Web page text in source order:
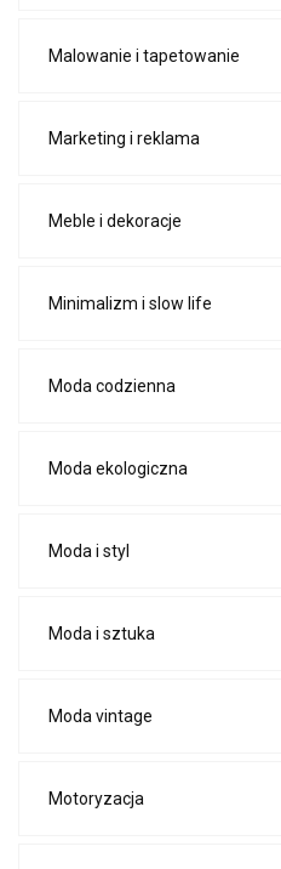
Malowanie i tapetowanie
Marketing i reklama
Meble i dekoracje
Minimalizm i slow life
Moda codzienna
Moda ekologiczna
Moda i styl
Moda i sztuka
Moda vintage
Motoryzacja